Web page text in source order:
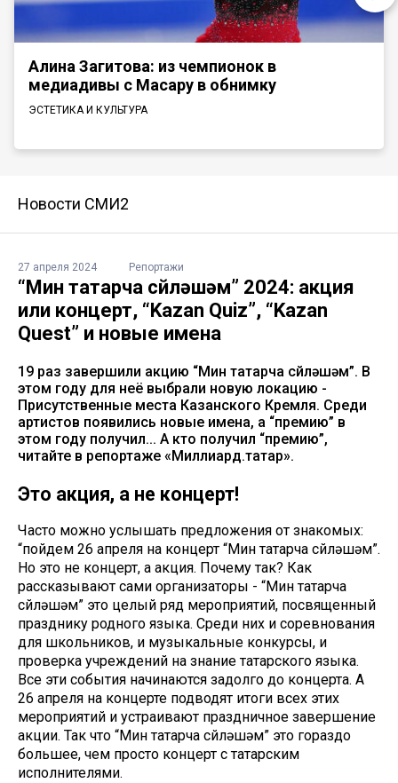
Алина Загитова: из чемпионок в
медиадивы с Масару в обнимку
ЭСТЕТИКА И КУЛЬТУРА
Новости СМИ2
27 апреля 2024 Репортажи
“Мин татарча сөйләшәм” 2024: акция
или концерт, “Kazan Quiz”, “Kazan
Quest” и новые имена
19 раз завершили акцию “Мин татарча сөйләшәм”. В
этом году для неё выбрали новую локацию -
Присутственные места Казанского Кремля. Среди
артистов появились новые имена, а “премию” в
этом году получил... А кто получил “премию”,
читайте в репортаже «Миллиард.татар».
Это акция, а не концерт!
Часто можно услышать предложения от знакомых:
“пойдем 26 апреля на концерт “Мин татарча сөйләшәм”.
Но это не концерт, а акция. Почему так? Как
рассказывают сами организаторы - “Мин татарча
сөйләшәм” это целый ряд мероприятий, посвященный
празднику родного языка. Среди них и соревнования
для школьников, и музыкальные конкурсы, и
проверка учреждений на знание татарского языка.
Все эти события начинаются задолго до концерта. А
26 апреля на концерте подводят итоги всех этих
мероприятий и устраивают праздничное завершение
акции. Так что “Мин татарча сөйләшәм” это гораздо
большее, чем просто концерт с татарским
исполнителями.